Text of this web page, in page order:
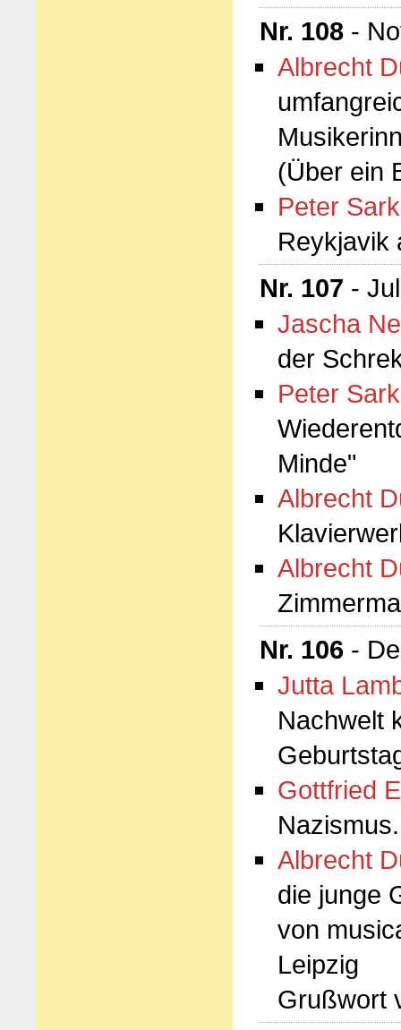
Nr. 108 -
Albrecht
(Über ein
Peter
Reykjavik
Nr. 107 -
Jascha
der
Peter
Minde"
Albrecht
Albrecht
Nr. 106 -
Jutta
Nachwelt
Gottfried
Albrecht
die junge
von
Leipzig
Grußwort